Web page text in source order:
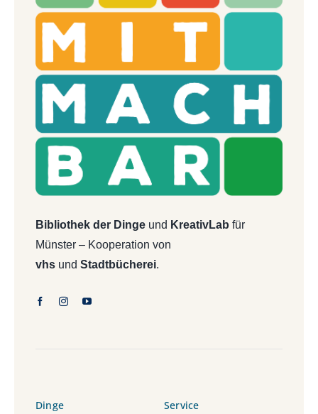
Bibliothek der Dingeund KreativLab für
Münster – Kooperation von
vhsund Stadtbücherei.
Dinge Service